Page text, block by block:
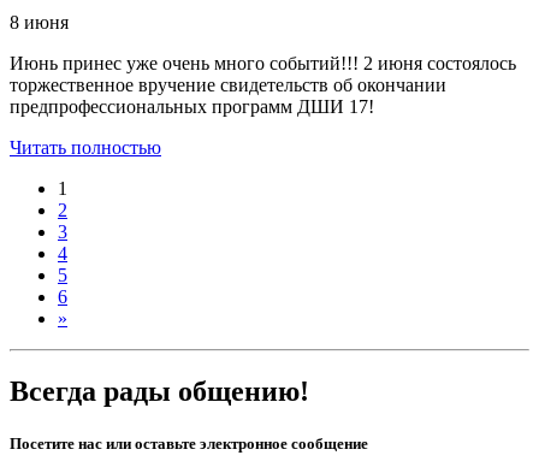
8 июня
Июнь принес уже очень много событий!!! 2 июня состоялось
торжественное вручение свидетельств об окончании
предпрофессиональных программ ДШИ 17!
Читать полностью
1
2
3
4
5
6
»
Всегда рады общению!
Посетите нас или оставьте электронное сообщение